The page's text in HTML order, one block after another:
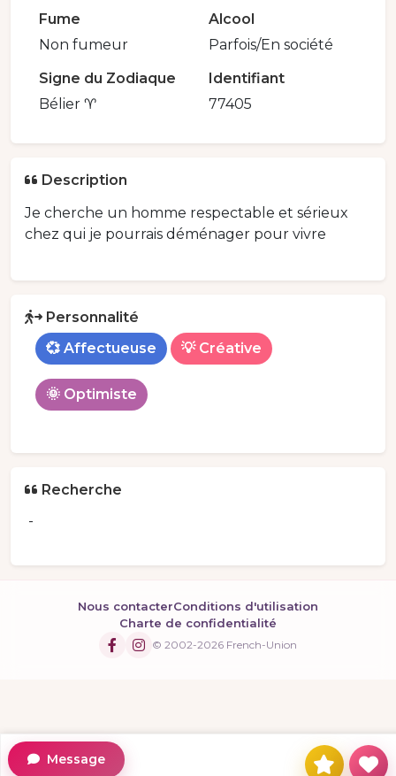
Fume
Non fumeur
Alcool
Parfois/En société
Signe du Zodiaque
Bélier ♈
Identifiant
77405
Description
Je cherche un homme respectable et sérieux
chez qui je pourrais déménager pour vivre
Personnalité
💞 Affectueuse
💡 Créative
🌞 Optimiste
Recherche
-
Nous contacterConditions d'utilisation
Charte de confidentialité
© 2002-2026 French-Union
Message